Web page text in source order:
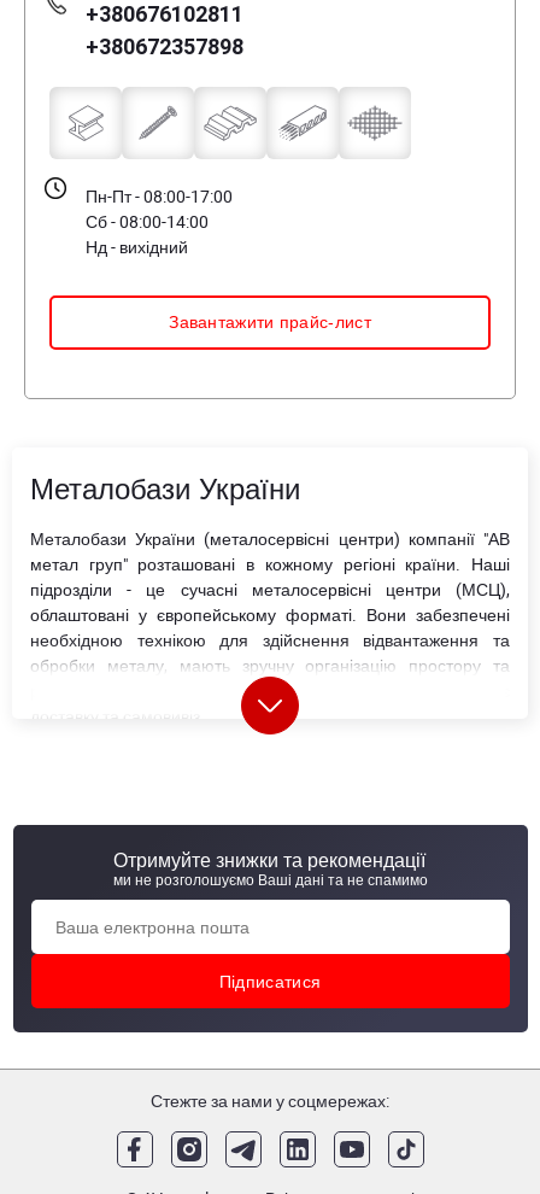
+380676102811
+380672357898
Пн-Пт - 08:00-17:00
Сб - 08:00-14:00
Нд - вихідний
Завантажити прайс-лист
Металобази України
Металобази України (металосервісні центри) компанії "АВ
метал груп" розташовані в кожному регіоні країни. Наші
підрозділи - це сучасні металосервісні центри (МСЦ),
облаштовані у європейському форматі. Вони забезпечені
необхідною технікою для здійснення відвантаження та
обробки металу, мають зручну організацію простору та
розширені зони для в'їзду транспорту, що значно спрощує
доставку та самовивіз.
категорій металопродукції, а також реалізує товари
провідних українських та світових виробників.
Металобази і металосервісні центри АВ
метал груп
"АВ метал груп" оновила формат своїх відділень, змінивши
можливостями надання послуг. Крім складу металевої
продукції та продажів, в металлосервісних центрах
здійснюється пер винна обробка металу. "АВ металл групп"
Отримуйте знижки та рекомендації
ми не розголошуємо Ваші дані та не спамимо
Стежте за нами у соцмережах: